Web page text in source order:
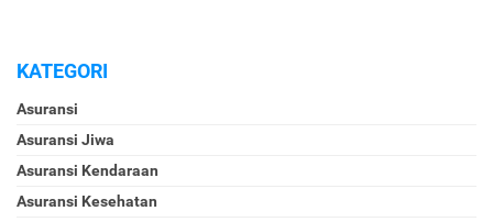
KATEGORI
Asuransi
Asuransi Jiwa
Asuransi Kendaraan
Asuransi Kesehatan